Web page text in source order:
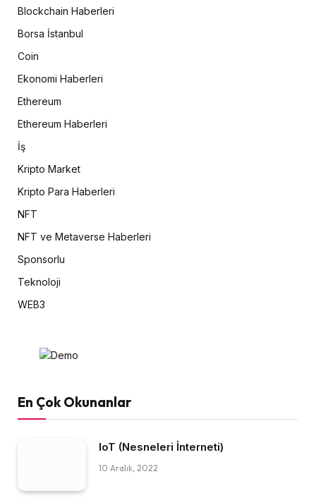
Blockchain Haberleri
Borsa İstanbul
Coin
Ekonomi Haberleri
Ethereum
Ethereum Haberleri
İş
Kripto Market
Kripto Para Haberleri
NFT
NFT ve Metaverse Haberleri
Sponsorlu
Teknoloji
WEB3
En Çok Okunanlar
IoT (Nesneleri İnterneti)
10 Aralık, 2022